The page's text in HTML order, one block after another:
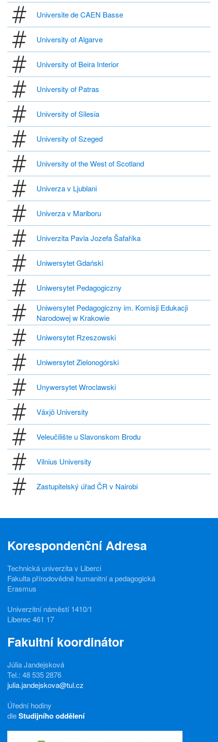
Universite de CAEN Basse
University of Algarve
University of Beira Interior
University of Patras
University of Silesia
University of Szeged
University of the West of Scotland
Univerza v Ljublani
Univerza v Mariboru
Univerzita Pavla Jozefa Šafaříka
Uniwersytet Gdański
Uniwersytet Pedagogiczny
Uniwersytet Pedagogiczny im. Komisji Edukacji
Narodowej w Krakowie
Uniwersytet Rzeszowski
Uniwersytet Zielonogórski
Unywersytet Wroclawski
Växjö University
Veleučilište u Slavonskom Brodu
Vilnius University
Zastupitelský úřad ČR v Nairobi
Korespondenční Adresa
Technická univerzita v Liberci
Fakulta přírodovědně humanitní a pedagogická
Erasmus
Univerzitní náměstí 1410/1
Liberec 461 17
Fakultní koordinátor
Júlia Jandejsková
Tel.: 48 535 2876
julia.jandejskova@tul.cz
Úřední hodiny
dleStudijního oddělení